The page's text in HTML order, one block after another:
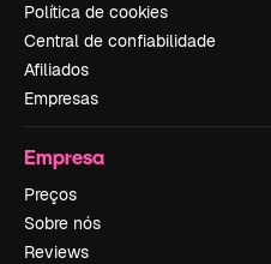
Política de cookies
Central de confiabilidade
Afiliados
Empresas
Empresa
Preços
Sobre nós
Reviews